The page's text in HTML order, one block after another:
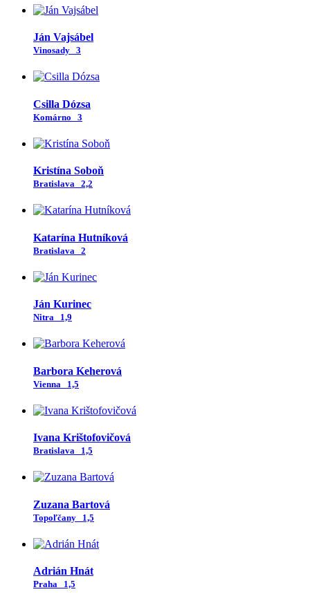
Ján Vajsábel
Vinosady 3
Csilla Dózsa
Komárno 3
Kristína Soboň
Bratislava 2,2
Katarína Hutníková
Bratislava 2
Ján Kurinec
Nitra 1,9
Barbora Keherová
Vienna 1,5
Ivana Krištofovičová
Bratislava 1,5
Zuzana Bartová
Topoľčany 1,5
Adrián Hnát
Praha 1,5